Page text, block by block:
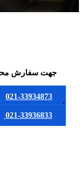
جهت سفارش
021-33934873
یا
021-33936833